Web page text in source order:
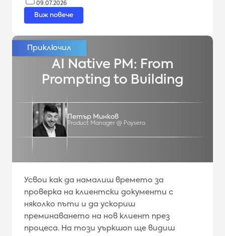
09.07.2026
Виж повече
AI Native PM: From
Prompting to Building
Петър Минков
Product Manager @ Paysera
Усвои как да намалиш времето за
проверка на клиентски документи с
няколко пъти и да ускориш
преминаването на нов клиент през
процеса. На този уъркшоп ще видиш